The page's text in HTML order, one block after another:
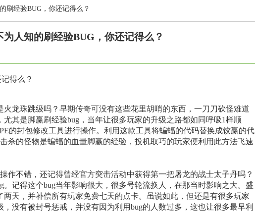
刷经验BUG，你还记得么？
人知的刷经验BUG，你还记得么？
得么？
龙珠跳级吗？早期传奇可没有这些花里胡哨的东西，一刀刀砍怪难道
其是脚赢刷经验bug，当年让很多玩家的升级之路都如同呼吸1样顺
的封包修改工具进行操作。利用这款工具将蝙蝠的代码替换成铰赢的代
杀的怪物是蝙蝠的血量脚赢的经验，投机取巧的玩家便利用此方法飞速
不错，还记得曾经官方突击活动中获得第一把屠龙的战士太子丹吗？
记得这个bug当年影响很大，很多号轮流换人，在那当时影响之大。盛
天，并补偿所有玩家免费七天的点卡。虽说如此，但还是有很多玩家
没有被封号惩戒，并没有因为利用bug的人数过多，这也让很多最早利